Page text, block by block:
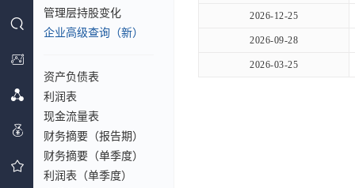
管理层持股变化
企业高级查询（新）
资产负债表
利润表
现金流量表
财务摘要（报告期）
财务摘要（单季度）
利润表（单季度）
2026-12-25
2026-09-28
2026-03-25